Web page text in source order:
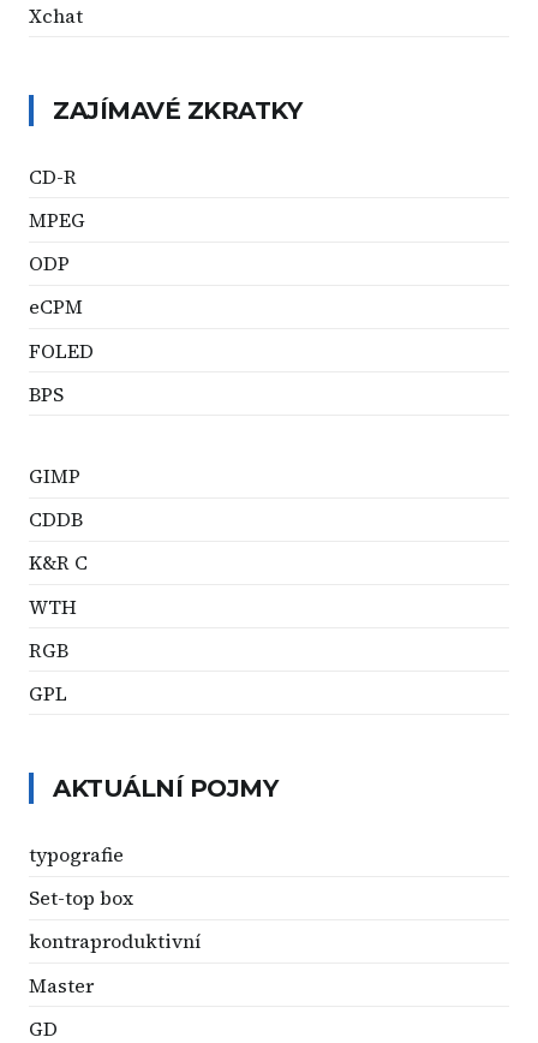
Xchat
ZAJÍMAVÉ ZKRATKY
CD-R
MPEG
ODP
eCPM
FOLED
BPS
GIMP
CDDB
K&R C
WTH
RGB
GPL
AKTUÁLNÍ POJMY
typografie
Set-top box
kontraproduktivní
Master
GD